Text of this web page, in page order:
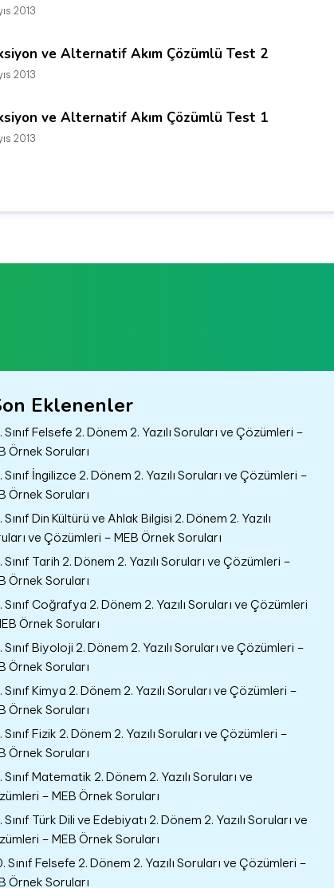
2013
ve Alternatif Akım Çözümlü Test 2
2013
ve Alternatif Akım Çözümlü Test 1
2013
Eklenenler
Sınıf Felsefe 2. Dönem 2. Yazılı Soruları ve Çözümleri –
Örnek Soruları
Sınıf İngilizce 2. Dönem 2. Yazılı Soruları ve Çözümleri –
Örnek Soruları
Sınıf Din Kültürü ve Ahlak Bilgisi 2. Dönem 2. Yazılı
ve Çözümleri – MEB Örnek Soruları
Sınıf Tarih 2. Dönem 2. Yazılı Soruları ve Çözümleri –
Örnek Soruları
Sınıf Coğrafya 2. Dönem 2. Yazılı Soruları ve Çözümleri
Örnek Soruları
Sınıf Biyoloji 2. Dönem 2. Yazılı Soruları ve Çözümleri –
Örnek Soruları
Sınıf Kimya 2. Dönem 2. Yazılı Soruları ve Çözümleri –
Örnek Soruları
Sınıf Fizik 2. Dönem 2. Yazılı Soruları ve Çözümleri –
Örnek Soruları
Sınıf Matematik 2. Dönem 2. Yazılı Soruları ve
– MEB Örnek Soruları
Sınıf Türk Dili ve Edebiyatı 2. Dönem 2. Yazılı Soruları ve
– MEB Örnek Soruları
Sınıf Felsefe 2. Dönem 2. Yazılı Soruları ve Çözümleri –
Örnek Soruları